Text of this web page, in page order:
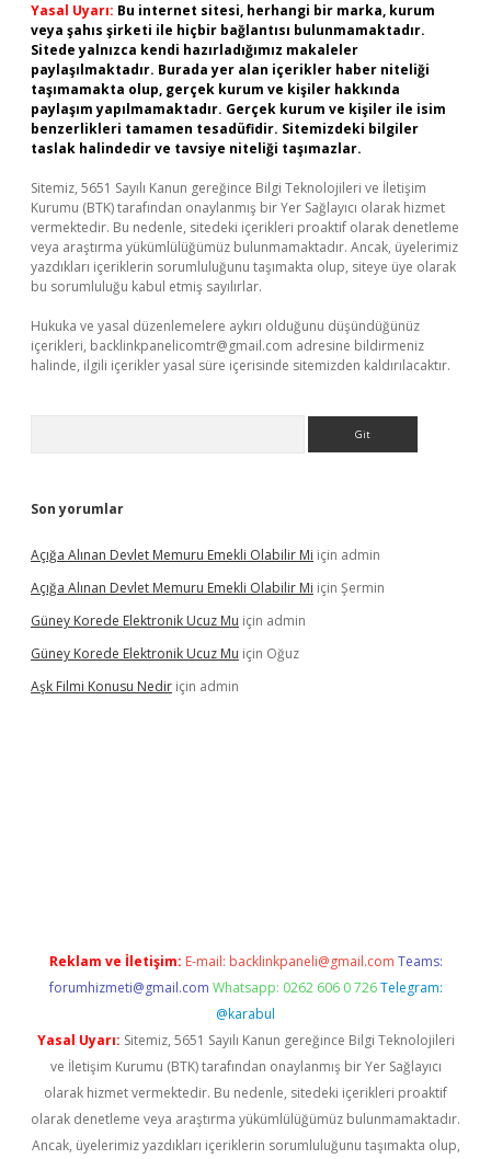
Yasal Uyarı: Bu internet sitesi, herhangi bir marka, kurum
veya şahıs şirketi ile hiçbir bağlantısı bulunmamaktadır.
Sitede yalnızca kendi hazırladığımız makaleler
paylaşılmaktadır. Burada yer alan içerikler haber niteliği
taşımamakta olup, gerçek kurum ve kişiler hakkında
paylaşım yapılmamaktadır. Gerçek kurum ve kişiler ile isim
benzerlikleri tamamen tesadüfidir. Sitemizdeki bilgiler
taslak halindedir ve tavsiye niteliği taşımazlar.
Sitemiz, 5651 Sayılı Kanun gereğince Bilgi Teknolojileri ve İletişim
Kurumu (BTK) tarafından onaylanmış bir Yer Sağlayıcı olarak hizmet
vermektedir. Bu nedenle, sitedeki içerikleri proaktif olarak denetleme
veya araştırma yükümlülüğümüz bulunmamaktadır. Ancak, üyelerimiz
yazdıkları içeriklerin sorumluluğunu taşımakta olup, siteye üye olarak
bu sorumluluğu kabul etmiş sayılırlar.
Hukuka ve yasal düzenlemelere aykırı olduğunu düşündüğünüz
içerikleri, backlinkpanelicomtr@gmail.com adresine bildirmeniz
halinde, ilgili içerikler yasal süre içerisinde sitemizden kaldırılacaktır.
Son yorumlar
Açığa Alınan Devlet Memuru Emekli Olabilir Mi için admin
Açığa Alınan Devlet Memuru Emekli Olabilir Mi için Şermin
Güney Korede Elektronik Ucuz Mu için admin
Güney Korede Elektronik Ucuz Mu için Oğuz
Aşk Filmi Konusu Nedir için admin
Reklam ve İletişim: E-mail: backlinkpaneli@gmail.com Teams:
forumhizmeti@gmail.com Whatsapp: 0262 606 0 726 Telegram:
@karabul
Yasal Uyarı: Sitemiz, 5651 Sayılı Kanun gereğince Bilgi Teknolojileri
ve İletişim Kurumu (BTK) tarafından onaylanmış bir Yer Sağlayıcı
olarak hizmet vermektedir. Bu nedenle, sitedeki içerikleri proaktif
olarak denetleme veya araştırma yükümlülüğümüz bulunmamaktadır.
Ancak, üyelerimiz yazdıkları içeriklerin sorumluluğunu taşımakta olup,